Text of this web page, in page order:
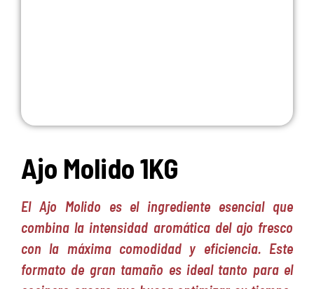
Ajo Molido 1KG
El Ajo Molido es el ingrediente esencial que
combina la intensidad aromática del ajo fresco
con la máxima comodidad y eficiencia. Este
formato de gran tamaño es ideal tanto para el